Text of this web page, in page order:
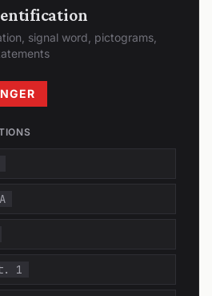
signal word, pictograms,
1